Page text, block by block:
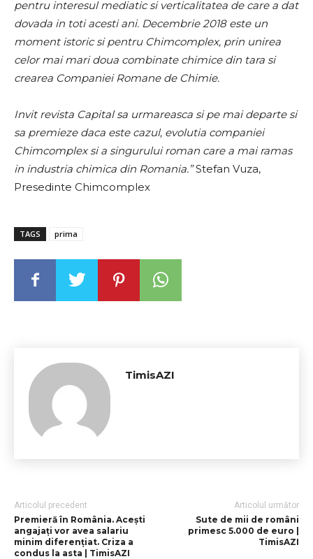
pentru interesul mediatic si verticalitatea de care a dat
dovada in toti acesti ani. Decembrie 2018 este un
moment istoric si pentru Chimcomplex, prin unirea
celor mai mari doua combinate chimice din tara si
crearea Companiei Romane de Chimie.
Invit revista Capital sa urmareasca si pe mai departe si
sa premieze daca este cazul, evolutia companiei
Chimcomplex si a singurului roman care a mai ramas
in industria chimica din Romania.”Stefan Vuza,
Presedinte Chimcomplex
TAGS prima
TimisAZI
Articolul precedent
Premieră în România. Aceşti
angajaţi vor avea salariu
minim diferenţiat. Criza a
condus la asta | TimisAZI
Articolul următor
Sute de mii de români
primesc 5.000 de euro |
TimisAZI